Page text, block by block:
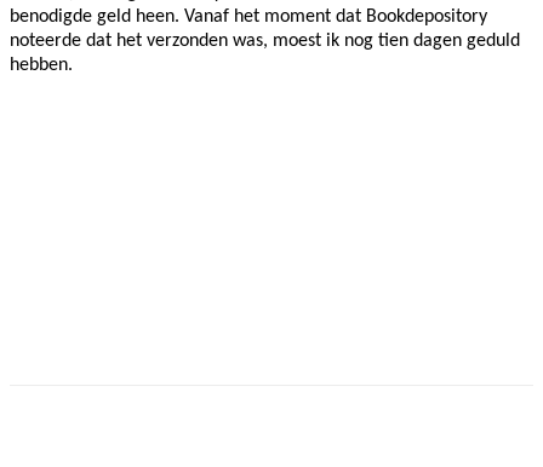
benodigde geld heen. Vanaf het moment dat Bookdepository
noteerde dat het verzonden was, moest ik nog tien dagen geduld
hebben.